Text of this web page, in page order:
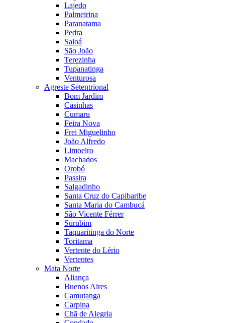
Lajedo
Palmeirina
Paranatama
Pedra
Saloá
São João
Terezinha
Tupanatinga
Venturosa
Agreste Setentrional
Bom Jardim
Casinhas
Cumaru
Feira Nova
Frei Miguelinho
João Alfredo
Limoeiro
Machados
Orobó
Passira
Salgadinho
Santa Cruz do Capibaribe
Santa Maria do Cambucá
São Vicente Férrer
Surubim
Taquaritinga do Norte
Toritama
Vertente do Lério
Vertentes
Mata Norte
Aliança
Buenos Aires
Camutanga
Carpina
Chã de Alegria